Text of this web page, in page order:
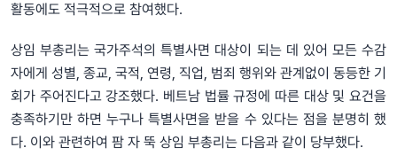
활동에도 적극적으로 참여했다.
상임 부총리는 국가주석의 특별사면 대상이 되는 데 있어 모든 수감
자에게 성별, 종교, 국적, 연령, 직업, 범죄 행위와 관계없이 동등한 기
회가 주어진다고 강조했다. 베트남 법률 규정에 따른 대상 및 요건을
충족하기만 하면 누구나 특별사면을 받을 수 있다는 점을 분명히 했
다. 이와 관련하여 팜 자 뚝 상임 부총리는 다음과 같이 당부했다.